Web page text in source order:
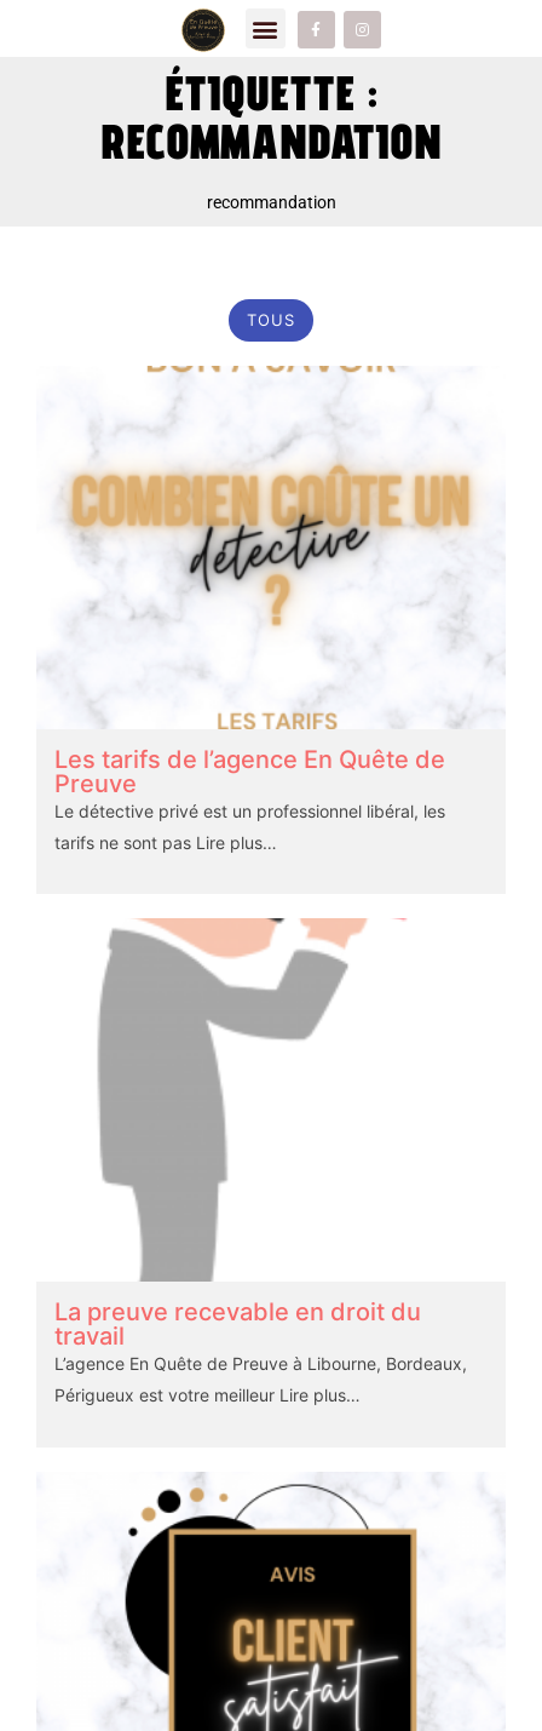
ÉTIQUETTE :
RECOMMANDATION
recommandation
TOUS
Les tarifs de l’agence En Quête de
Preuve
Le détective privé est un professionnel libéral, les
tarifs ne sont pas Lire plus…
La preuve recevable en droit du
travail
L’agence En Quête de Preuve à Libourne, Bordeaux,
Périgueux est votre meilleur Lire plus…